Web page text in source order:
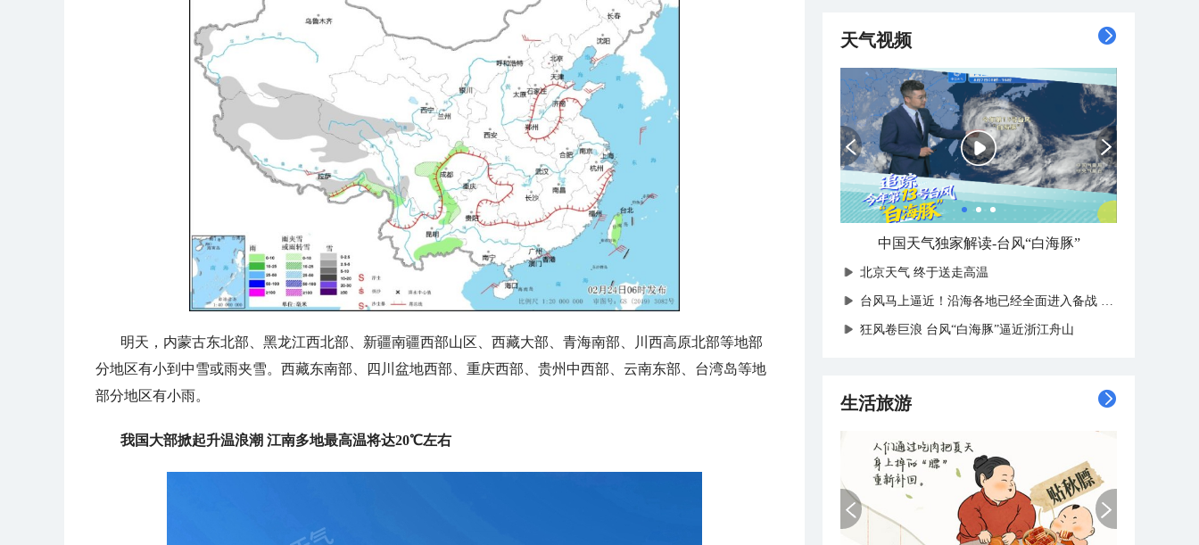
明天， 内蒙古东北部、黑龙江西北部、新疆南疆西部山区、西藏大部、青海南部、川西高原北部等地部
分地区有小到中雪或雨夹雪。西藏东南部、四川盆地西部、重庆西部、贵州中西部、云南东部、台湾岛等地
部分地区有小雨。
我国大部掀起升温浪潮 江南多地最高温将达20℃左右
天气视频
中国天气独家解读-台风“白海豚”
北京天气 终于送走高温
台风马上逼近！沿海各地已经全面进入备战状态
狂风卷巨浪 台风“白海豚”逼近浙江舟山
生活旅游